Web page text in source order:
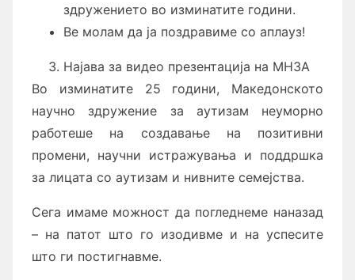
здружението во изминатите години.
Ве молам да ја поздравиме со аплауз!
Најава за видео презентација на МНЗА
Во изминатите 25 години, Македонското
научно здружение за аутизам неуморно
работеше на создавање на позитивни
промени, научни истражувања и поддршка
за лицата со аутизам и нивните семејства.
Сега имаме можност да погледнеме наназад
– на патот што го изодивме и на успесите
што ги постигнавме.